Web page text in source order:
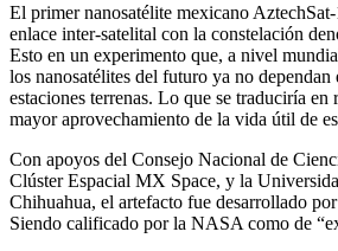
El primer nanosatélite mexicano
enlace inter-satelital con la constelación
Esto en un experimento que, a nivel
los nanosatélites del futuro ya no dependan
estaciones terrenas. Lo que se traduciría en
mayor aprovechamiento de la vida útil de
Con apoyos del Consejo Nacional de
Clúster Espacial MX Space, y la
Chihuahua, el artefacto fue desarrollado
Siendo calificado por la NASA como de